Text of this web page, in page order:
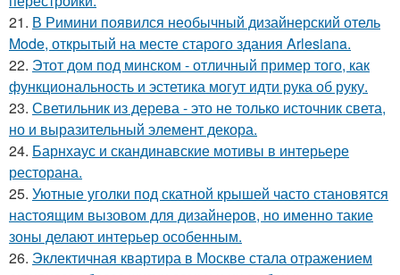
21. В Римини появился необычный дизайнерский отель
Mode, открытый на месте старого здания Arlesiana.
22. Этот дом под минском - отличный пример того, как
функциональность и эстетика могут идти рука об руку.
23. Светильник из дерева - это не только источник света,
но и выразительный элемент декора.
24. Барнхаус и скандинавские мотивы в интерьере
ресторана.
25. Уютные уголки под скатной крышей часто становятся
настоящим вызовом для дизайнеров, но именно такие
зоны делают интерьер особенным.
26. Эклектичная квартира в Москве стала отражением